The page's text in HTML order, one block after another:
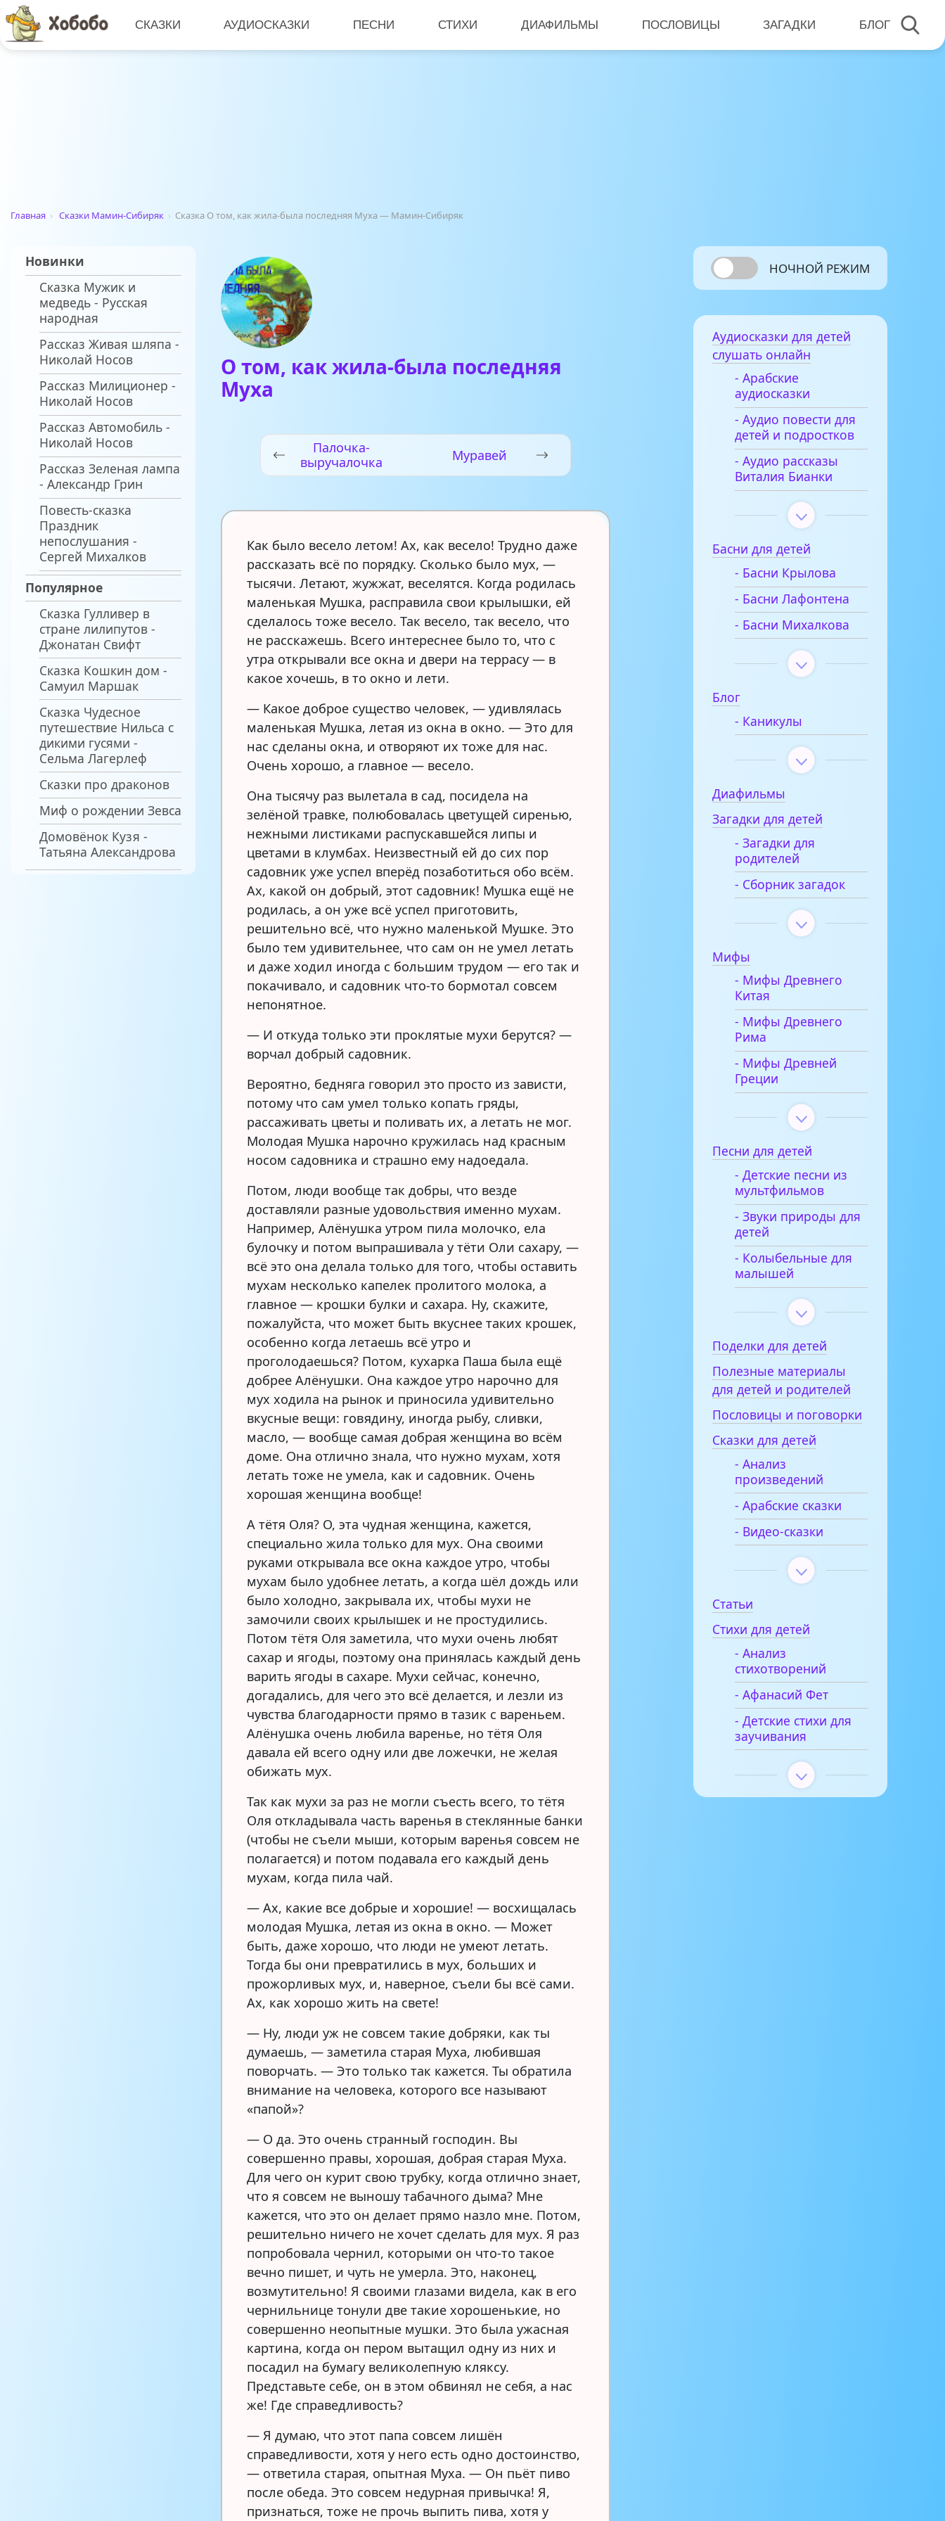
СКАЗКИ АУДИОСКАЗКИ ПЕСНИ СТИХИ ДИАФИЛЬМЫ ПОСЛОВИЦЫ ЗАГАДКИ БЛОГ
Главная › Сказки Мамин-Сибиряк › Сказка О том, как жила-была последняя Муха — Мамин-Сибиряк
Новинки
Сказка Мужик и
медведь - Русская
народная
Рассказ Живая шляпа -
Николай Носов
Рассказ Милиционер -
Николай Носов
Рассказ Автомобиль -
Николай Носов
Рассказ Зеленая лампа
- Александр Грин
Повесть-сказка
Праздник
непослушания -
Сергей Михалков
Популярное
Сказка Гулливер в
стране лилипутов -
Джонатан Свифт
Сказка Кошкин дом -
Самуил Маршак
Сказка Чудесное
путешествие Нильса с
дикими гусями -
Сельма Лагерлеф
Сказки про драконов
Миф о рождении Зевса
Домовёнок Кузя -
Татьяна Александрова
О том, как жила-была последняя
Муха
Палочка-
выручалочка
Муравей
Как было весело летом! Ах, как весело! Трудно даже
рассказать всё по порядку. Сколько было мух, —
тысячи. Летают, жужжат, веселятся. Когда родилась
маленькая Мушка, расправила свои крылышки, ей
сделалось тоже весело. Так весело, так весело, что
не расскажешь. Всего интереснее было то, что с
утра открывали все окна и двери на террасу — в
какое хочешь, в то окно и лети.
— Какое доброе существо человек, — удивлялась
маленькая Мушка, летая из окна в окно. — Это для
нас сделаны окна, и отворяют их тоже для нас.
Очень хорошо, а главное — весело.
Она тысячу раз вылетала в сад, посидела на
зелёной травке, полюбовалась цветущей сиренью,
нежными листиками распускавшейся липы и
цветами в клумбах. Неизвестный ей до сих пор
садовник уже успел вперёд позаботиться обо всём.
Ах, какой он добрый, этот садовник! Мушка ещё не
родилась, а он уже всё успел приготовить,
решительно всё, что нужно маленькой Мушке. Это
было тем удивительнее, что сам он не умел летать
и даже ходил иногда с большим трудом — его так и
покачивало, и садовник что-то бормотал совсем
непонятное.
— И откуда только эти проклятые мухи берутся? —
ворчал добрый садовник.
Вероятно, бедняга говорил это просто из зависти,
потому что сам умел только копать гряды,
рассаживать цветы и поливать их, а летать не мог.
Молодая Мушка нарочно кружилась над красным
носом садовника и страшно ему надоедала.
Потом, люди вообще так добры, что везде
доставляли разные удовольствия именно мухам.
Например, Алёнушка утром пила молочко, ела
булочку и потом выпрашивала у тёти Оли сахару, —
всё это она делала только для того, чтобы оставить
мухам несколько капелек пролитого молока, а
главное — крошки булки и сахара. Ну, скажите,
пожалуйста, что может быть вкуснее таких крошек,
особенно когда летаешь всё утро и
проголодаешься? Потом, кухарка Паша была ещё
добрее Алёнушки. Она каждое утро нарочно для
мух ходила на рынок и приносила удивительно
вкусные вещи: говядину, иногда рыбу, сливки,
масло, — вообще самая добрая женщина во всём
доме. Она отлично знала, что нужно мухам, хотя
летать тоже не умела, как и садовник. Очень
хорошая женщина вообще!
А тётя Оля? О, эта чудная женщина, кажется,
специально жила только для мух. Она своими
руками открывала все окна каждое утро, чтобы
мухам было удобнее летать, а когда шёл дождь или
было холодно, закрывала их, чтобы мухи не
замочили своих крылышек и не простудились.
Потом тётя Оля заметила, что мухи очень любят
сахар и ягоды, поэтому она принялась каждый день
варить ягоды в сахаре. Мухи сейчас, конечно,
догадались, для чего это всё делается, и лезли из
чувства благодарности прямо в тазик с вареньем.
Алёнушка очень любила варенье, но тётя Оля
давала ей всего одну или две ложечки, не желая
обижать мух.
Так как мухи за раз не могли съесть всего, то тётя
Оля откладывала часть варенья в стеклянные банки
(чтобы не съели мыши, которым варенья совсем не
полагается) и потом подавала его каждый день
мухам, когда пила чай.
— Ах, какие все добрые и хорошие! — восхищалась
молодая Мушка, летая из окна в окно. — Может
быть, даже хорошо, что люди не умеют летать.
Тогда бы они превратились в мух, больших и
прожорливых мух, и, наверное, съели бы всё сами.
Ах, как хорошо жить на свете!
— Ну, люди уж не совсем такие добряки, как ты
думаешь, — заметила старая Муха, любившая
поворчать. — Это только так кажется. Ты обратила
внимание на человека, которого все называют
«папой»?
— О да. Это очень странный господин. Вы
совершенно правы, хорошая, добрая старая Муха.
Для чего он курит свою трубку, когда отлично знает,
что я совсем не выношу табачного дыма? Мне
кажется, что это он делает прямо назло мне. Потом,
решительно ничего не хочет сделать для мух. Я раз
попробовала чернил, которыми он что-то такое
вечно пишет, и чуть не умерла. Это, наконец,
возмутительно! Я своими глазами видела, как в его
чернильнице тонули две такие хорошенькие, но
совершенно неопытные мушки. Это была ужасная
картина, когда он пером вытащил одну из них и
посадил на бумагу великолепную кляксу.
Представьте себе, он в этом обвинял не себя, а нас
же! Где справедливость?
— Я думаю, что этот папа совсем лишён
справедливости, хотя у него есть одно достоинство,
— ответила старая, опытная Муха. — Он пьёт пиво
после обеда. Это совсем недурная привычка! Я,
признаться, тоже не прочь выпить пива, хотя у
НОЧНОЙ РЕЖИМ
Аудиосказки для детей
слушать онлайн
- Арабские
аудиосказки
- Аудио повести для
детей и подростков
- Аудио рассказы
Виталия Бианки
Басни для детей
- Басни Крылова
- Басни Лафонтена
- Басни Михалкова
Блог
- Каникулы
Диафильмы
Загадки для детей
- Загадки для
родителей
- Сборник загадок
Мифы
- Мифы Древнего
Китая
- Мифы Древнего
Рима
- Мифы Древней
Греции
Песни для детей
- Детские песни из
мультфильмов
- Звуки природы для
детей
- Колыбельные для
малышей
Поделки для детей
Полезные материалы
для детей и родителей
Пословицы и поговорки
Сказки для детей
- Анализ
произведений
- Арабские сказки
- Видео-сказки
Статьи
Стихи для детей
- Анализ
стихотворений
- Афанасий Фет
- Детские стихи для
заучивания